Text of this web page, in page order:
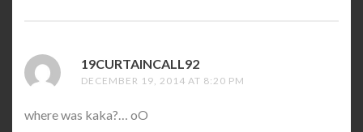
19CURTAINCALL92
DECEMBER 19, 2014 AT 8:20 PM
where was kaka?… oO